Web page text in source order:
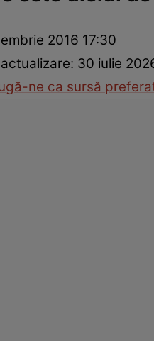
personalăCasă și grădină
2016 17:30
30 iulie
ne ca sursă